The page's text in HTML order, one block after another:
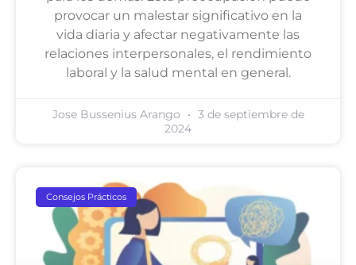
provocar un malestar significativo en la
vida diaria y afectar negativamente las
relaciones interpersonales, el rendimiento
laboral y la salud mental en general.
Jose Bussenius Arango
3 de septiembre de
2024
Consejos Prácticos